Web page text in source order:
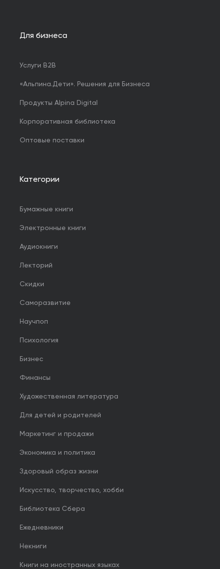
Для бизнеса
Услуги B2B
«Альпина.Дети». Решения для Бизнеса
Продукты Alpina Digital
Корпоративная библиотека
Оптовые поставки
Категории
Бумажные книги
Электронные книги
Аудиокниги
Лекторий
Скидки
Саморазвитие
Научпоп
Психология
Бизнес
Финансы
Художественная литература
Для детей и родителей
Маркетинг и продажи
Экономика и политика
Здоровый образ жизни
Искусство, творчество, хобби
Библиотека Сбера
Ежедневники
Некниги
Книги на иностранных языках